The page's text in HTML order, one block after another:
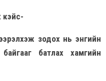
кэйс-
зодох нь энгийн
батлах хамгийн